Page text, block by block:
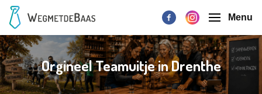
Menu
Orgineel Teamuitje in Drenthe